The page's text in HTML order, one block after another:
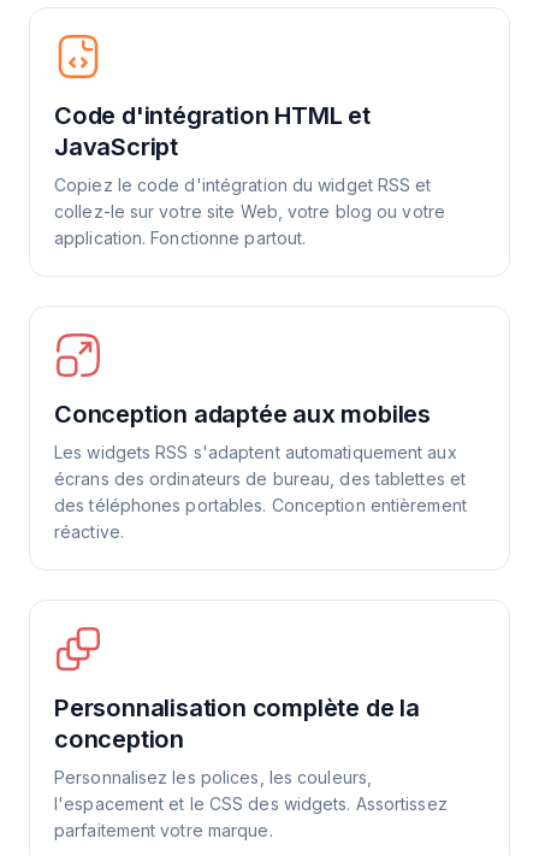
Code d'intégration HTML et
JavaScript
Copiez le code d'intégration du widget RSS et
collez-le sur votre site Web, votre blog ou votre
application. Fonctionne partout.
Conception adaptée aux mobiles
Les widgets RSS s'adaptent automatiquement aux
écrans des ordinateurs de bureau, des tablettes et
des téléphones portables. Conception entièrement
réactive.
Personnalisation complète de la
conception
Personnalisez les polices, les couleurs,
l'espacement et le CSS des widgets. Assortissez
parfaitement votre marque.